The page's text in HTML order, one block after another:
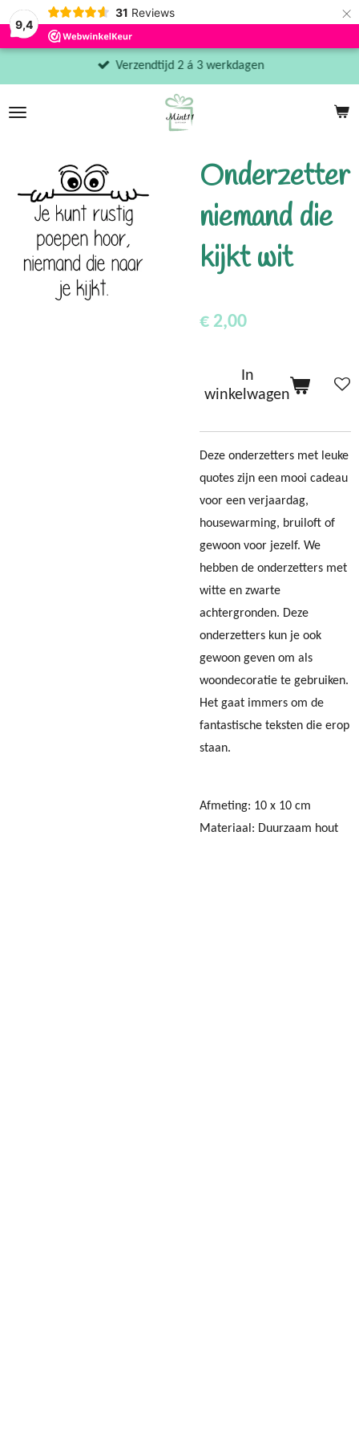
9,4
31 Reviews ×
Verzendtijd 2 á 3 werkdagen
Onderzetter
niemand die
kijkt wit
€ 2,00
In
winkelwagen
Deze onderzetters met leuke
quotes zijn een mooi cadeau
voor een verjaardag,
housewarming, bruiloft of
gewoon voor jezelf. We
hebben de onderzetters met
witte en zwarte
achtergronden. Deze
onderzetters kun je ook
gewoon geven om als
woondecoratie te gebruiken.
Het gaat immers om de
fantastische teksten die erop
staan.
Afmeting: 10 x 10 cm
Materiaal: Duurzaam hout